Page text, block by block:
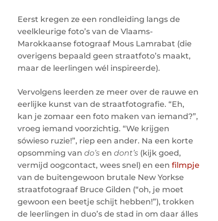
Eerst kregen ze een rondleiding langs de
veelkleurige foto’s van de Vlaams-
Marokkaanse fotograaf Mous Lamrabat (die
overigens bepaald geen straatfoto’s maakt,
maar de leerlingen wél inspireerde).
Vervolgens leerden ze meer over de rauwe en
eerlijke kunst van de straatfotografie. “Eh,
kan je zomaar een foto maken van iemand?”,
vroeg iemand voorzichtig. “We krijgen
sówieso ruzie!”, riep een ander. Na een korte
opsomming van do’s en dont’s (kijk goed,
vermijd oogcontact, wees snel) en een filmpje
van de buitengewoon brutale New Yorkse
straatfotograaf Bruce Gilden (“oh, je moet
gewoon een beetje schijt hebben!”), trokken
de leerlingen in duo’s de stad in om daar álles